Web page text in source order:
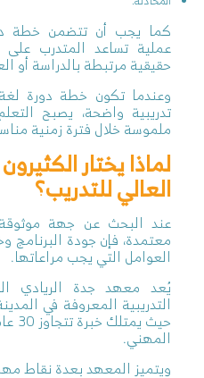
كما يجب أن تتضمن خطة
عملية تساعد المتدرب
حقيقية مرتبطة بالدراسة أو
وعندما تكون خطة دورة
تدريبية واضحة، يصبح
ملموسة خلال فترة زمنية
لماذا يختار
العالي للتدريب؟
عند البحث عن جهة موثوقة
معتمدة، فإن جودة البرنامج
العوامل التي يجب مراعاتها.
يُعد معهد جدة الريادي
التدريبية المعروفة في
المهني.
ويتميز المعهد بعدة نقاط